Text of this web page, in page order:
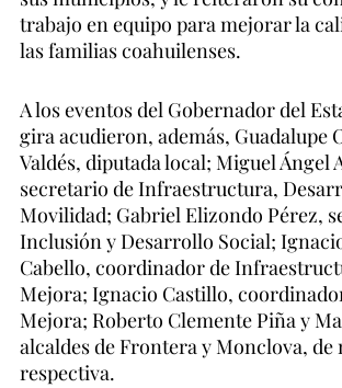
trabajo en equipo para mejorar la
las familias coahuilenses.
A los eventos del Gobernador del
gira acudieron, además, Guadalupe
Valdés, diputada local; Miguel Ángel
secretario de Infraestructura,
Movilidad; Gabriel Elizondo Pérez,
Inclusión y Desarrollo Social;
Cabello, coordinador de
Mejora; Ignacio Castillo,
Mejora; Roberto Clemente Piña y
alcaldes de Frontera y Monclova, de
respectiva.